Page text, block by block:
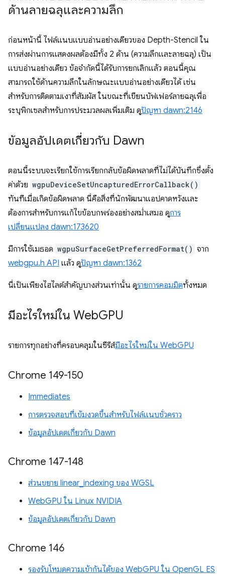
ด้านลายฉลุและความลึก
ก่อนหน้านี้ ไฟล์แนบแบบอ่านอย่างเดียวของ Depth-Stencil ใน
การส่งผ่านการแสดงผลต้องมีทั้ง 2 ด้าน (ความลึกและลายฉลุ) เป็น
แบบอ่านอย่างเดียว ข้อจำกัดนี้ได้รับการยกเลิกแล้ว ตอนนี้คุณ
สามารถใช้ด้านความลึกในลักษณะแบบอ่านอย่างเดียวได้ เช่น
สำหรับการติดตามเงาที่สัมผัส ในขณะที่เขียนบัฟเฟอร์ลายฉลุเพื่อ
ระบุพิกเซลสำหรับการประมวลผลเพิ่มเติม ดูปัญหา dawn:2146
ข้อมูลอัปเดตเกี่ยวกับ Dawn
ตอนนี้ระบบจะเรียกใช้การเรียกกลับข้อผิดพลาดที่ไม่ได้บันทึกซึ่งตั้ง
ค่าด้วย wgpuDeviceSetUncapturedErrorCallback()
ทันทีเมื่อเกิดข้อผิดพลาด นี่คือสิ่งที่นักพัฒนาแอปคาดหวังและ
ต้องการสำหรับการแก้ไขข้อบกพร่องอย่างสม่ำเสมอ ดูการ
เปลี่ยนแปลง dawn:173620
มีการใช้เมธอด wgpuSurfaceGetPreferredFormat() จาก
webgpu.h API แล้ว ดูปัญหา dawn:1362
นี่เป็นเพียงไฮไลต์สำคัญบางส่วนเท่านั้น ดูรายการคอมมิตทั้งหมด
มีอะไรใหม่ใน WebGPU
รายการทุกอย่างที่ครอบคลุมในซีรีส์มีอะไรใหม่ใน WebGPU
Chrome 149-150
Immediates
การตรวจสอบที่เข้มงวดขึ้นสำหรับไฟล์แนบชั่วคราว
ข้อมูลอัปเดตเกี่ยวกับ Dawn
Chrome 147-148
ส่วนขยาย linear_indexing ของ WGSL
WebGPU ใน Linux NVIDIA
ข้อมูลอัปเดตเกี่ยวกับ Dawn
Chrome 146
รองรับโหมดความเข้ากันได้ของ WebGPU ใน OpenGL ES